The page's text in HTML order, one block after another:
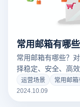
常用邮箱有哪
常用邮箱有哪些？
择稳定、安全、高
有许多电子邮件服
面各有优势。以下
运营场景
常用邮
2024.10.09